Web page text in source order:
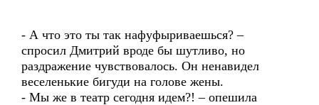
- А что это ты так нафуфыриваешься? –
спросил Дмитрий вроде бы шутливо, но
раздражение чувствовалось. Он ненавидел
веселенькие бигуди на голове жены.
- Мы же в театр сегодня идем?! – опешила